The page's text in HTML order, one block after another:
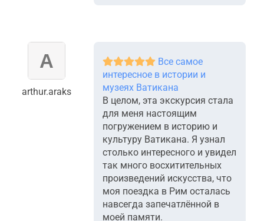
arthur.araks
Все самое
интересное в истории и
музеях Ватикана
В целом, эта экскурсия стала
для меня настоящим
погружением в историю и
культуру Ватикана. Я узнал
столько интересного и увидел
так много восхитительных
произведений искусства, что
моя поездка в Рим осталась
навсегда запечатлённой в
моей памяти.